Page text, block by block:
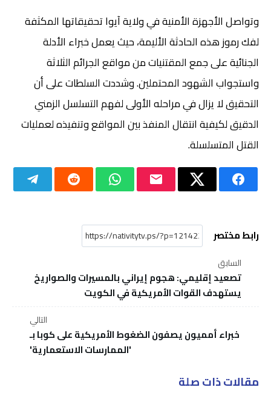
وتواصل الأجهزة الأمنية في ولاية آيوا تحقيقاتها المكثفة
لفك رموز هذه الحادثة الأليمة، حيث يعمل خبراء الأدلة
الجنائية على جمع المقتنيات من مواقع الجرائم الثلاثة
واستجواب الشهود المحتملين. وشددت السلطات على أن
التحقيق لا يزال في مراحله الأولى لفهم التسلسل الزمني
الدقيق لكيفية انتقال المنفذ بين المواقع وتنفيذه لعمليات
القتل المتسلسلة.
رابط مختصر
السابق
تصعيد إقليمي: هجوم إيراني بالمسيرات والصواريخ
يستهدف القوات الأمريكية في الكويت
التالي
خبراء أمميون يصفون الضغوط الأمريكية على كوبا بـ
'الممارسات الاستعمارية'
مقالات ذات صلة